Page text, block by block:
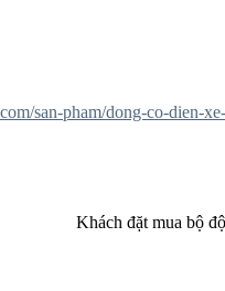
san-pham/dong-co-dien-xe-
Khách đặt mua bộ